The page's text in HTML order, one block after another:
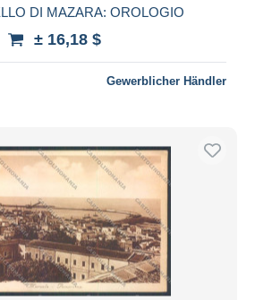
DI MAZARA: OROLOGIO
± 16,18 $
Gewerblicher Händler